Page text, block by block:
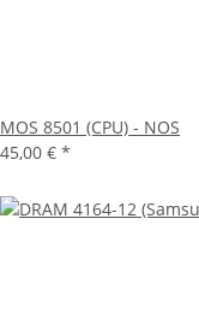
MOS 8501 (CPU) - NOS
45,00 € *